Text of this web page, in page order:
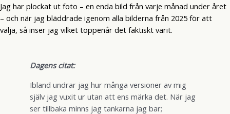
Jag har plockat ut foto – en enda bild från varje månad under året
– och när jag bläddrade igenom alla bilderna från 2025 för att
välja, så inser jag vilket toppenår det faktiskt varit.
Dagens citat:
Ibland undrar jag hur många versioner av mig
själv jag vuxit ur utan att ens märka det. När jag
ser tillbaka minns jag tankarna jag bar;